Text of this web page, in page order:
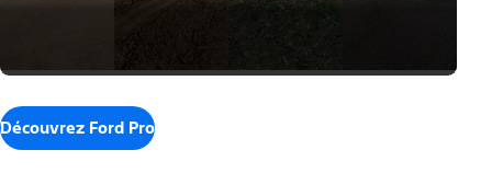
Découvrez Ford Pro